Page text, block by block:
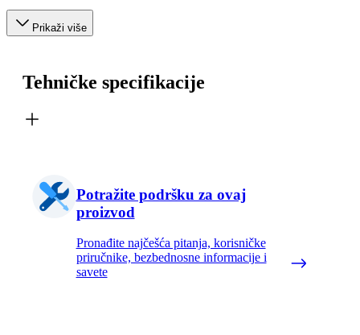
Prikaži više
Tehničke specifikacije
Potražite podršku za ovaj
proizvod
Pronađite najčešća pitanja, korisničke
priručnike, bezbednosne informacije i
savete